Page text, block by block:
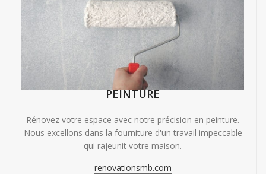
PEINTURE
Rénovez votre espace avec notre précision en peinture.
Nous excellons dans la fourniture d'un travail impeccable
qui rajeunit votre maison.
renovationsmb.com